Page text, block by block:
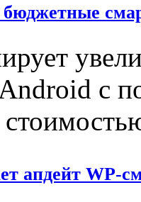
бюджетные
с
апдейт WP-